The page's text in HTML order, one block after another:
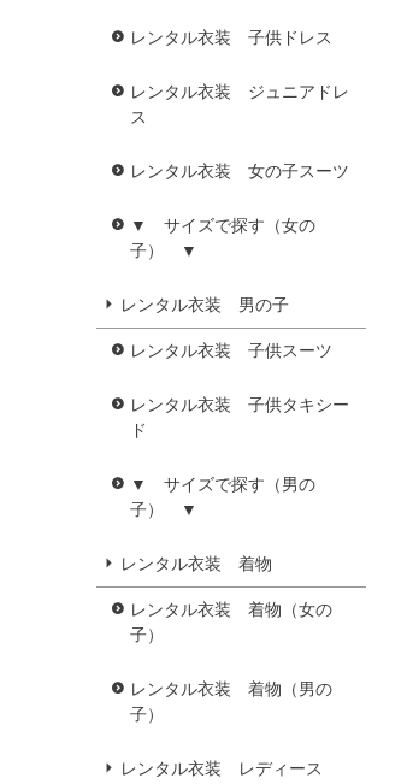
レンタル衣装 子供ドレス
レンタル衣装 ジュニアドレ
ス
レンタル衣装 女の子スーツ
▼ サイズで探す（女の
子） ▼
レンタル衣装 男の子
レンタル衣装 子供スーツ
レンタル衣装 子供タキシー
ド
▼ サイズで探す（男の
子） ▼
レンタル衣装 着物
レンタル衣装 着物（女の
子）
レンタル衣装 着物（男の
子）
レンタル衣装 レディース